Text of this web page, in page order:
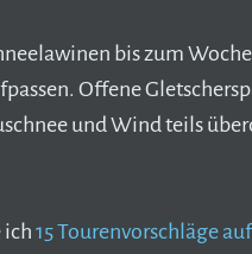
bis zum
Offene
und Wind teils
ich 15 Tourenvorschläge